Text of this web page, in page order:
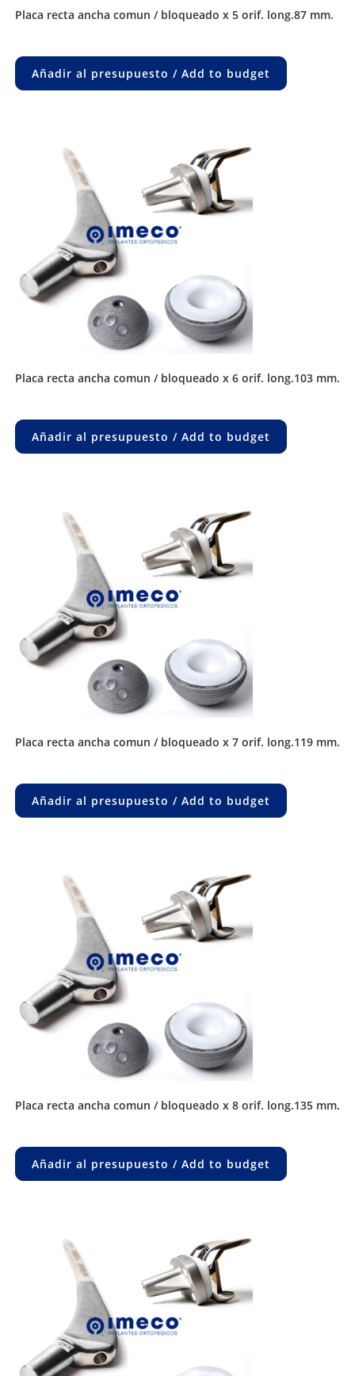
placa recta ancha comun / bloqueado x 5 orif. long.87 mm.
Añadir al presupuesto / Add to budget
placa recta ancha comun / bloqueado x 6 orif. long.103 mm.
Añadir al presupuesto / Add to budget
placa recta ancha comun / bloqueado x 7 orif. long.119 mm.
Añadir al presupuesto / Add to budget
placa recta ancha comun / bloqueado x 8 orif. long.135 mm.
Añadir al presupuesto / Add to budget